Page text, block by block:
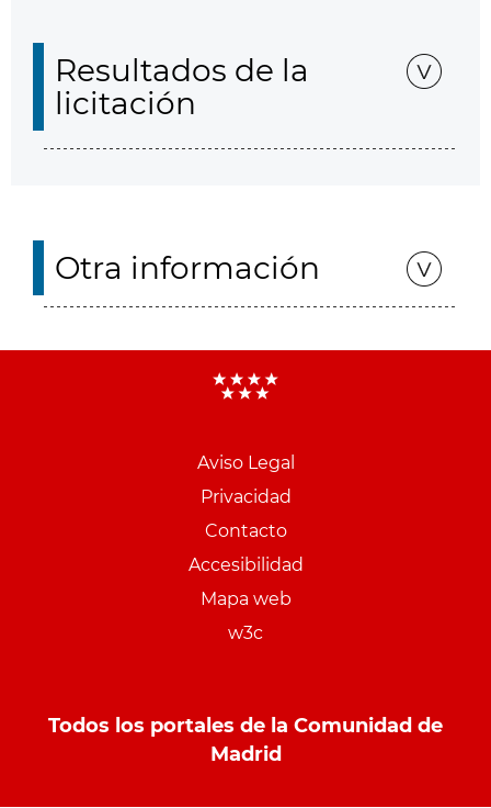
Resultados de la
licitación
Otra información
Aviso Legal
Privacidad
Contacto
Accesibilidad
Mapa web
w3c
Todos los portales de la Comunidad de
Madrid